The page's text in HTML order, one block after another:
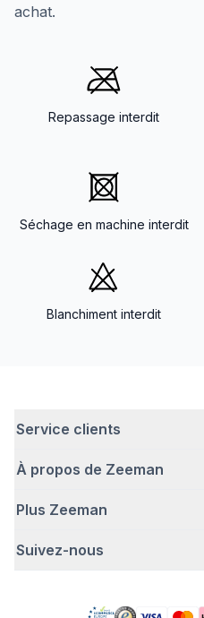
achat.
Repassage interdit
Séchage en machine interdit
Blanchiment interdit
Service clients
Questions fréquentes
Livraison
Retour d'articles
À propos de Zeeman
Qui sommes-nous ?
Une entreprise responsable
Plus Zeeman
Communiqué de presse
Suivez-nous